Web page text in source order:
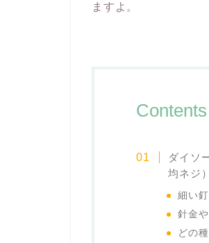
ますよ。
Contents
ダイソ
均ネジ）
細い
針金
どの